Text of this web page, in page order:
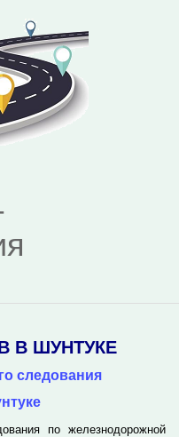
В ШУНТУКЕ
следования
по железнодорожной